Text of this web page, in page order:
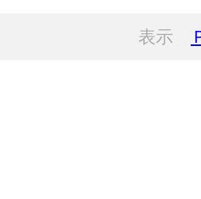
表示